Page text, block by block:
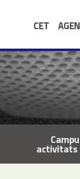
CET
activitats